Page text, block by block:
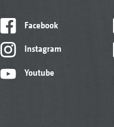
Facebook
Instagram
Youtube